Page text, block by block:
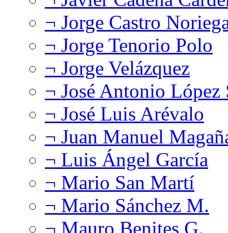
¬ Jorge Castro
¬ Jorge Tenorio Polo
¬ Jorge Velázquez
¬ José Antonio López
¬ José Luis Arévalo
¬ Juan Manuel
¬ Luis Ángel García
¬ Mario San Martí
¬ Mario Sánchez M.
¬ Mauro Benites G.